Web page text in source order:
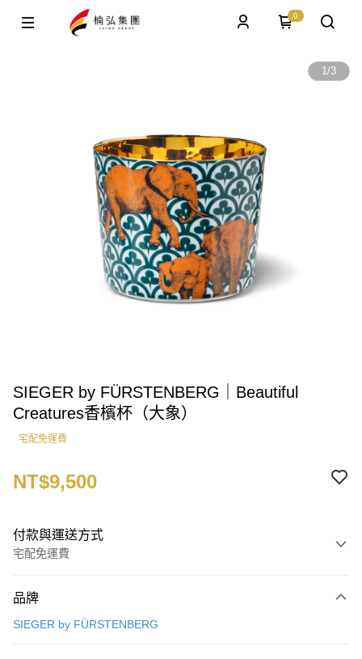
0
1/3
SIEGER by FÜRSTENBERG｜Beautiful
Creatures香檳杯（大象）
宅配免運費
NT$9,500
付款與運送方式
宅配免運費
信用卡一次付款
品牌
SIEGER by FÜRSTENBERG